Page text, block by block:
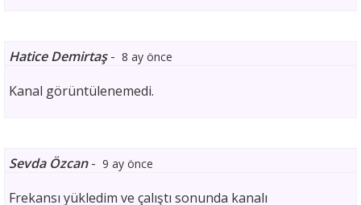
Hatice Demirtaş- 8 ay önce
Kanal görüntülenemedi.
Sevda Özcan- 9 ay önce
Frekansı yükledim ve çalıştı sonunda kanalı